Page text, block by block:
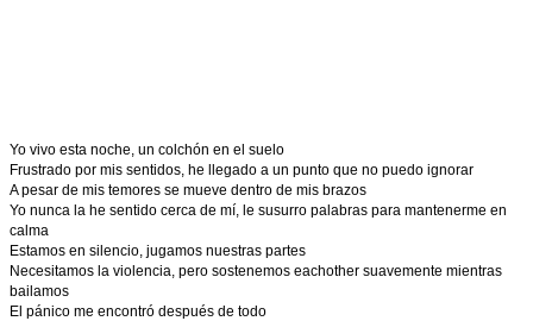
Yo vivo esta noche, un colchón en el suelo
Frustrado por mis sentidos, he llegado a un punto que no puedo ignorar
A pesar de mis temores se mueve dentro de mis brazos
Yo nunca la he sentido cerca de mí, le susurro palabras para mantenerme en
calma
Estamos en silencio, jugamos nuestras partes
Necesitamos la violencia, pero sostenemos eachother suavemente mientras
bailamos
El pánico me encontró después de todo